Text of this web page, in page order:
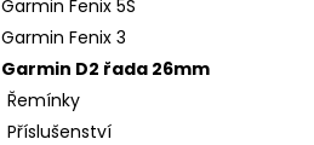
Garmin Fenix 5S
Garmin Fenix 3
Garmin D2 řada 26mm
Řemínky
Příslušenství